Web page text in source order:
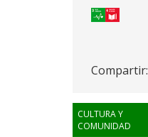
Compartir:
CULTURA Y
COMUNIDAD